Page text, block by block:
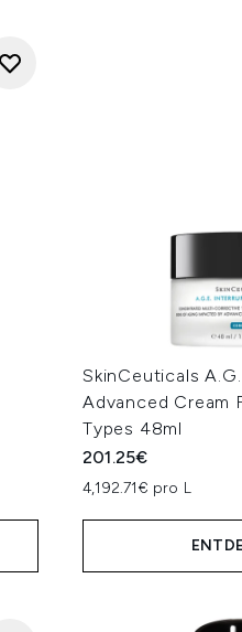
SkinCeuticals
Advanced Cream
Types 48ml
201.25€
4,192.71€ pro L